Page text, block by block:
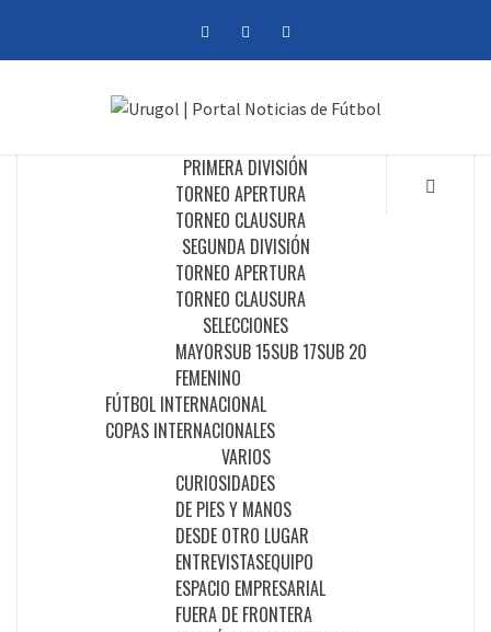
contenido
facebooktwitterinstagram
PRIMERA DIVISIÓN
TORNEO APERTURA
TORNEO CLAUSURA
SEGUNDA DIVISIÓN
TORNEO APERTURA
TORNEO CLAUSURA
SELECCIONES
MAYORSUB 15SUB 17SUB 20
FEMENINO
FÚTBOL INTERNACIONAL
COPAS INTERNACIONALES
VARIOS
CURIOSIDADES
DE PIES Y MANOS
DESDE OTRO LUGAR
ENTREVISTASEQUIPO
ESPACIO EMPRESARIAL
FUERA DE FRONTERA